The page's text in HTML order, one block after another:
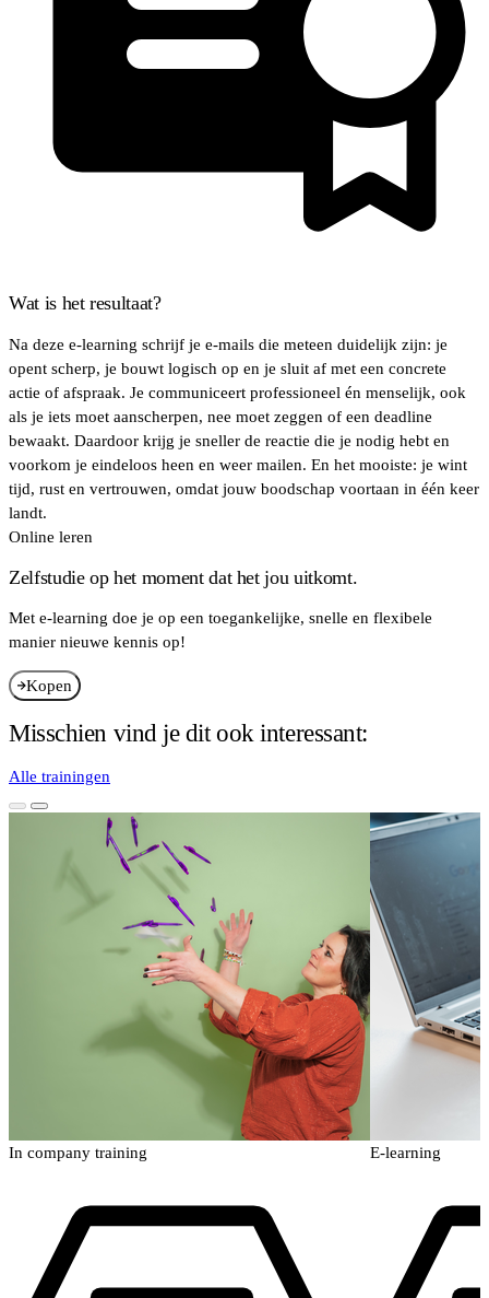
Wat is het resultaat?
Na deze e-learning schrijf je e-mails die meteen duidelijk zijn: je
opent scherp, je bouwt logisch op en je sluit af met een concrete
actie of afspraak. Je communiceert professioneel én menselijk, ook
als je iets moet aanscherpen, nee moet zeggen of een deadline
bewaakt. Daardoor krijg je sneller de reactie die je nodig hebt en
voorkom je eindeloos heen en weer mailen. En het mooiste: je wint
tijd, rust en vertrouwen, omdat jouw boodschap voortaan in één keer
landt.
Online leren
Zelfstudie op het moment dat het jou uitkomt.
Met e-learning doe je op een toegankelijke, snelle en flexibele
manier nieuwe kennis op!
Kopen
Misschien vind je dit ook interessant:
Alle trainingen
In company training E-learning